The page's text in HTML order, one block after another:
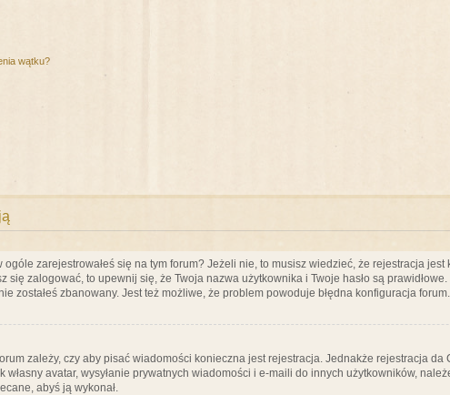
wątku?
zarejestrowałeś się na tym forum? Jeżeli nie, to musisz wiedzieć, że rejestracja
się zalogować, to upewnij się, że Twoja nazwa użytkownika i Twoje hasło są
zostałeś zbanowany. Jest też możliwe, że problem powoduje błędna konfiguracja forum.
zależy, czy aby pisać wiadomości konieczna jest rejestracja. Jednakże rejestracja da
avatar, wysyłanie prywatnych wiadomości i e-maili do innych użytkowników,
abyś ją wykonał.